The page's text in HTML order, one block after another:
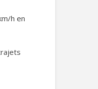
h en